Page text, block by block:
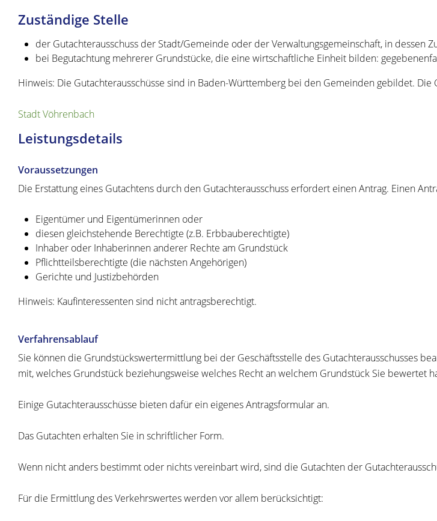
Zuständige Stelle
der Gutachterausschuss der Stadt/Gemeinde oder der Verwaltungsgemeinschaft, in dessen
bei Begutachtung mehrerer Grundstücke, die eine wirtschaftliche Einheit bilden:
Hinweis: Die Gutachterausschüsse sind in Baden-Württemberg bei den Gemeinden gebildet.
Stadt Vöhrenbach
Leistungsdetails
Voraussetzungen
Die Erstattung eines Gutachtens durch den Gutachterausschuss erfordert einen Antrag. Einen
Eigentümer und Eigentümerinnen oder
diesen gleichstehende Berechtigte (z.B. Erbbauberechtigte)
Inhaber oder Inhaberinnen anderer Rechte am Grundstück
Pflichtteilsberechtigte (die nächsten Angehörigen)
Gerichte und Justizbehörden
Hinweis: Kaufinteressenten sind nicht antragsberechtigt.
Verfahrensablauf
Sie können die Grundstückswertermittlung bei der Geschäftsstelle des Gutachterausschusses
mit, welches Grundstück beziehungsweise welches Recht an welchem Grundstück Sie bewertet
Einige Gutachterausschüsse bieten dafür ein eigenes Antragsformular an.
Das Gutachten erhalten Sie in schriftlicher Form.
Wenn nicht anders bestimmt oder nichts vereinbart wird, sind die Gutachten der
Für die Ermittlung des Verkehrswertes werden vor allem berücksichtigt: